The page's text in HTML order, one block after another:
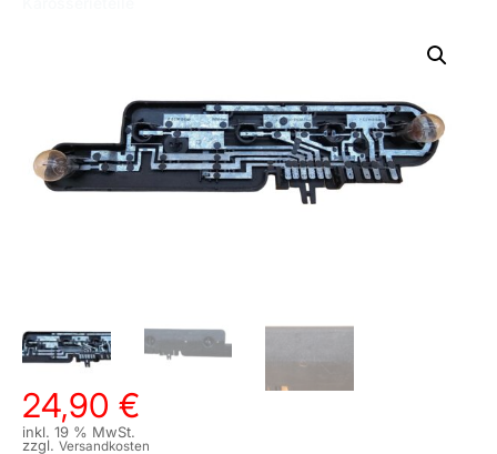
24,90 €
inkl. 19 % MwSt.
zzgl. Versandkosten